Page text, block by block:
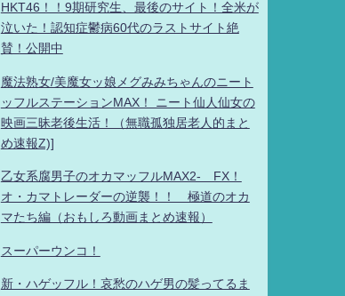
HKT46！！9期研究生、最後のサイト！全米が
泣いた！認知症鬱病60代のラストサイト絶
賛！公開中
魔法熟女/美魔女ッ娘メグみみちゃんのニート
ッフルステーションMAX！ ニート仙人仙女の
映画三昧老後生活！（無職孤独居老人的まと
め速報Z)]
乙女系腐男子のオカマッフルMAX2- FX！
オ・カマトレーダーの逆襲！！ 極道のオカ
マたち編（おもしろ動画まとめ速報）
スーパーウンコ！
新・ハゲッフル！哀愁のハゲ男の髪ってるま